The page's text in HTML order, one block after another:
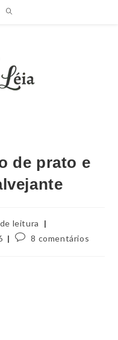
de prato e
leitura
8 comentários